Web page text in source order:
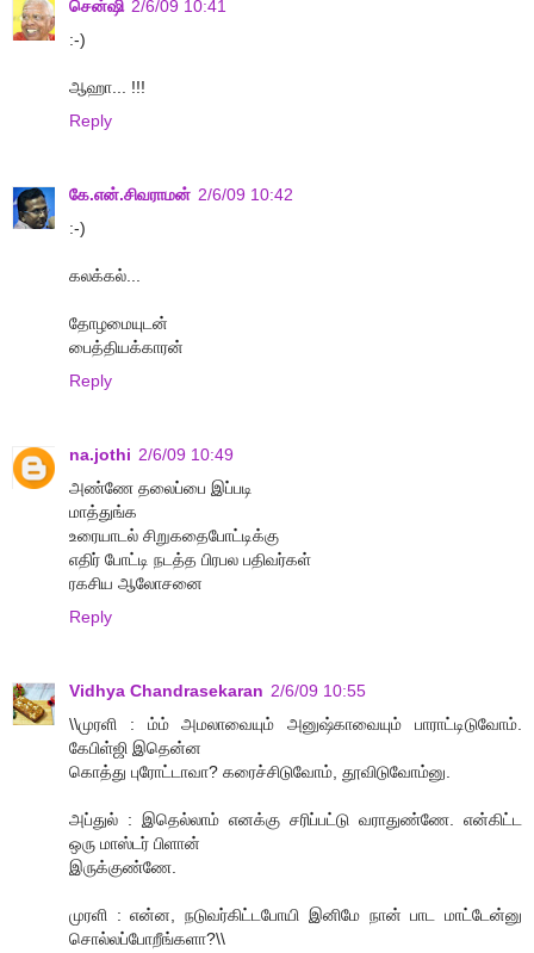
சென்ஷி 2/6/09 10:41
:-)
ஆஹா... !!!
Reply
கே.என்.சிவராமன் 2/6/09 10:42
:-)
கலக்கல்...
தோழமையுடன்
பைத்தியக்காரன்
Reply
na.jothi 2/6/09 10:49
அண்ணே தலைப்பை இப்படி
மாத்துங்க
உரையாடல் சிறுகதைபோட்டிக்கு
எதிர் போட்டி நடத்த பிரபல பதிவர்கள்
ரகசிய ஆலோசனை
Reply
Vidhya Chandrasekaran 2/6/09 10:55
\\முரளி : ம்ம் அமலாவையும் அனுஷ்காவையும் பாராட்டிடுவோம்.
கேபிள்ஜி இதென்ன
கொத்து புரோட்டாவா? கரைச்சிடுவோம், தூவிடுவோம்னு.
அப்துல் : இதெல்லாம் எனக்கு சரிப்பட்டு வராதுண்ணே. என்கிட்ட
ஒரு மாஸ்டர் பிளான்
இருக்குண்ணே.
முரளி : என்ன, நடுவர்கிட்டபோயி இனிமே நான் பாட மாட்டேன்னு
சொல்லப்போறீங்களா?\\